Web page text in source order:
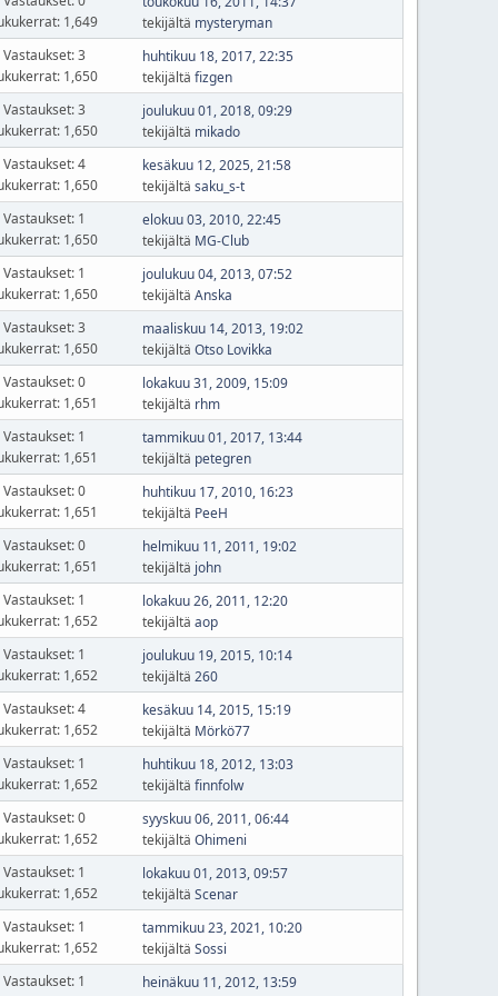
1,649
tekijältä mysteryman
Vastaukset: 3
1,650
huhtikuu 18, 2017, 22:35
tekijältä fizgen
Vastaukset: 3
1,650
joulukuu 01, 2018, 09:29
tekijältä mikado
Vastaukset: 4
1,650
kesäkuu 12, 2025, 21:58
tekijältä saku_s-t
Vastaukset: 1
1,650
elokuu 03, 2010, 22:45
tekijältä MG-Club
Vastaukset: 1
1,650
joulukuu 04, 2013, 07:52
tekijältä Anska
Vastaukset: 3
1,650
maaliskuu 14, 2013, 19:02
tekijältä Otso Lovikka
Vastaukset: 0
1,651
lokakuu 31, 2009, 15:09
tekijältä rhm
Vastaukset: 1
1,651
tammikuu 01, 2017, 13:44
tekijältä petegren
Vastaukset: 0
1,651
huhtikuu 17, 2010, 16:23
tekijältä PeeH
Vastaukset: 0
1,651
helmikuu 11, 2011, 19:02
tekijältä john
Vastaukset: 1
1,652
lokakuu 26, 2011, 12:20
tekijältä aop
Vastaukset: 1
1,652
joulukuu 19, 2015, 10:14
tekijältä 260
Vastaukset: 4
1,652
kesäkuu 14, 2015, 15:19
tekijältä Mörkö77
Vastaukset: 1
1,652
huhtikuu 18, 2012, 13:03
tekijältä finnfolw
Vastaukset: 0
1,652
syyskuu 06, 2011, 06:44
tekijältä Ohimeni
Vastaukset: 1
1,652
lokakuu 01, 2013, 09:57
tekijältä Scenar
Vastaukset: 1
1,652
tammikuu 23, 2021, 10:20
tekijältä Sossi
Vastaukset: 1
heinäkuu 11, 2012, 13:59